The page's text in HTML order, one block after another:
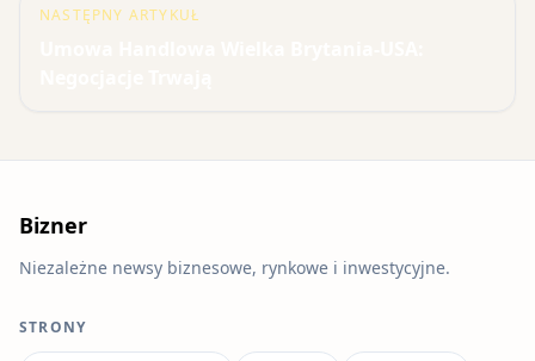
NASTĘPNY ARTYKUŁ
Bizner
Niezależne newsy biznesowe, rynkowe i inwestycyjne.
STRONY